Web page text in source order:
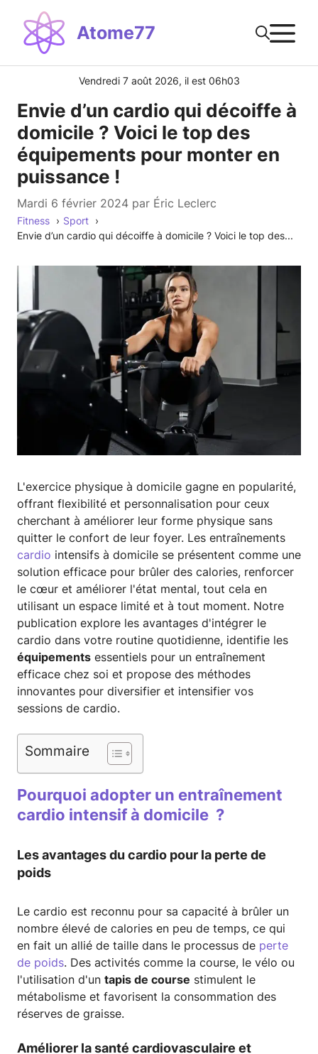
contenu
Atome77
Vendredi 7 août 2026, il est 06h03
Envie d’un cardio qui décoiffe à
domicile ? Voici le top des
équipements pour monter en
puissance !
mardi 6 février 2024 par Éric Leclerc
Fitness
Sport
Envie d’un cardio qui décoiffe à domicile ? Voici le top des...
L'exercice physique à domicile gagne en popularité,
offrant flexibilité et personnalisation pour ceux
cherchant à améliorer leur forme physique sans
quitter le confort de leur foyer. Les entraînements
cardio intensifs à domicile se présentent comme une
solution efficace pour brûler des calories, renforcer
le cœur et améliorer l'état mental, tout cela en
utilisant un espace limité et à tout moment. Notre
publication explore les avantages d'intégrer le
cardio dans votre routine quotidienne, identifie les
équipements essentiels pour un entraînement
efficace chez soi et propose des méthodes
innovantes pour diversifier et intensifier vos
sessions de cardio.
Sommaire
Pourquoi adopter un entraînement
cardio intensif à domicile ?
Les avantages du cardio pour la perte de
poids
Le cardio est reconnu pour sa capacité à brûler un
nombre élevé de calories en peu de temps, ce qui
en fait un allié de taille dans le processus de perte
de poids. Des activités comme la course, le vélo ou
l'utilisation d'un tapis de course stimulent le
métabolisme et favorisent la consommation des
réserves de graisse.
Améliorer la santé cardiovasculaire et